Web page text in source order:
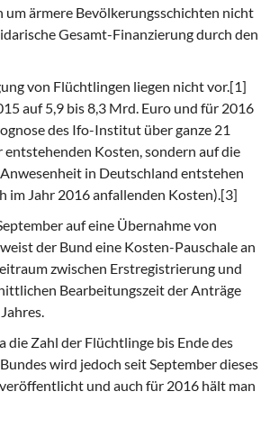
ärmere Bevölkerungsschichten nicht
Gesamt-Finanzierung durch den
von Flüchtlingen liegen nicht vor.[1]
auf 5,9 bis 8,3 Mrd. Euro und für 2016
des Ifo-Institut über ganze 21
Kosten, sondern auf die
in Deutschland entstehen
im Jahr 2016 anfallenden Kosten).[3]
auf eine Über­nahme von
der Bund eine Kosten-Pauschale an
zwischen Erstregistrierung und
Bearbeitungszeit der Anträge
die Zahl der Flüchtlinge bis Ende des
wird jedoch seit September dieses
und auch für 2016 hält man